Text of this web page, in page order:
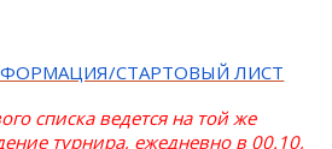
СТАРТОВЫЙ ЛИСТ
списка ведется на той же
турнира, ежедневно в 00.10,